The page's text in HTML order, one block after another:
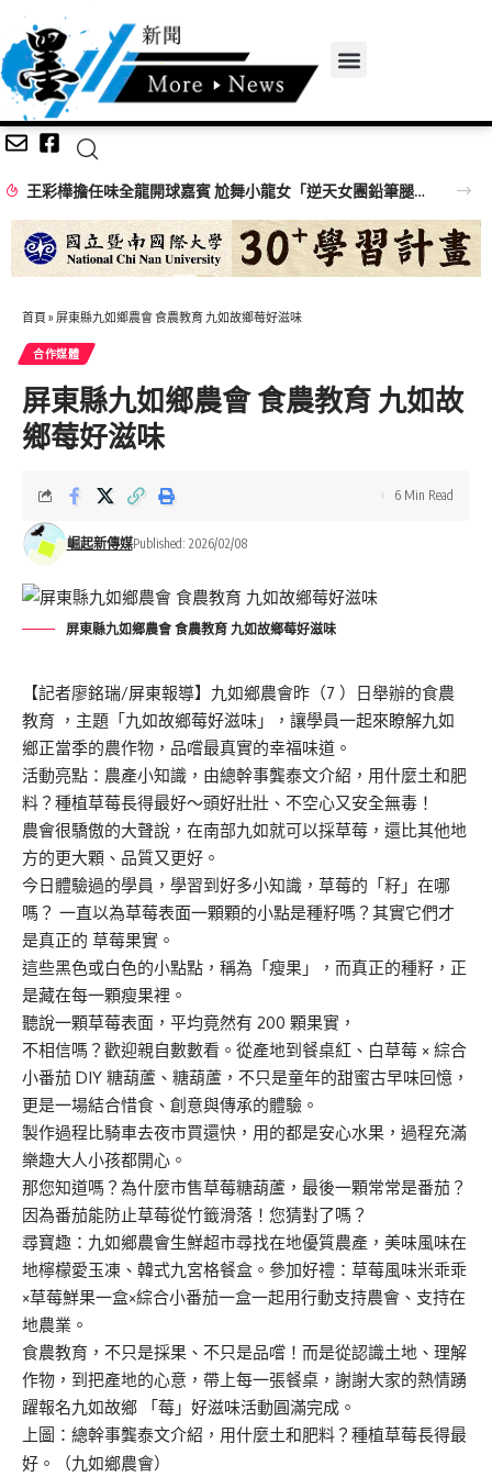
王彩樺擔任味全龍開球嘉賓 尬舞小龍女「逆天女團鉛筆腿」搶鏡
首頁 » 屏東縣九如鄉農會 食農教育 九如故鄉莓好滋味
合作媒體
屏東縣九如鄉農會 食農教育 九如故
鄉莓好滋味
崛起新傳媒Published: 2026/02/08
6 Min Read
屏東縣九如鄉農會 食農教育 九如故鄉莓好滋味
【記者廖銘瑞/屏東報導】九如鄉農會昨（7 ）日舉辦的食農
教育 ，主題「九如故鄉莓好滋味」，讓學員一起來瞭解九如
鄉正當季的農作物，品嚐最真實的幸福味道。
活動亮點：農產小知識，由總幹事龔泰文介紹，用什麼土和肥
料？種植草莓長得最好～頭好壯壯、不空心又安全無毒！
農會很驕傲的大聲說，在南部九如就可以採草莓，還比其他地
方的更大顆、品質又更好。
今日體驗過的學員，學習到好多小知識，草莓的「籽」在哪
嗎？ 一直以為草莓表面一顆顆的小點是種籽嗎？其實它們才
是真正的 草莓果實。
這些黑色或白色的小點點，稱為「瘦果」，而真正的種籽，正
是藏在每一顆瘦果裡。
聽說一顆草莓表面，平均竟然有 200 顆果實，
不相信嗎？歡迎親自數數看。從產地到餐桌紅、白草莓 × 綜合
小番茄 DIY 糖葫蘆、糖葫蘆，不只是童年的甜蜜古早味回憶，
更是一場結合惜食、創意與傳承的體驗。
製作過程比騎車去夜市買還快，用的都是安心水果，過程充滿
樂趣大人小孩都開心。
那您知道嗎？為什麼市售草莓糖葫蘆，最後一顆常常是番茄？
因為番茄能防止草莓從竹籤滑落！您猜對了嗎？
尋寶趣：九如鄉農會生鮮超市尋找在地優質農產，美味風味在
地檸檬愛玉凍、韓式九宮格餐盒。參加好禮：草莓風味米乖乖
×草莓鮮果一盒×綜合小番茄一盒一起用行動支持農會、支持在
地農業。
食農教育，不只是採果、不只是品嚐！而是從認識土地、理解
作物，到把產地的心意，帶上每一張餐桌，謝謝大家的熱情踴
躍報名九如故鄉 「莓」好滋味活動圓滿完成。
上圖：總幹事龔泰文介紹，用什麼土和肥料？種植草莓長得最
好。（九如鄉農會）